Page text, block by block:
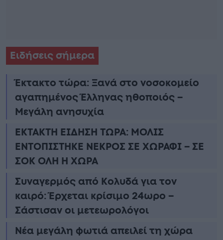
Ειδήσεις σήμερα
Έκτακτο τώρα: Ξανά στο νοσοκομείο
αγαπημένος Έλληνας ηθοποιός –
Μεγάλη ανησυχία
ΕΚΤΑΚΤΗ ΕΙΔΗΣΗ ΤΩΡΑ: ΜΟΛΙΣ
ΕΝΤΟΠΙΣΤΗΚΕ ΝΕΚΡΟΣ ΣΕ ΧΩΡΑΦΙ – ΣΕ
ΣΟΚ ΟΛΗ Η ΧΩΡΑ
Συναγερμός από Κολυδά για τον
καιρό: Έρχεται κρίσιμο 24ωρο –
Σάστισαν οι μετεωρολόγοι
Νέα μεγάλη φωτιά απειλεί τη χώρα